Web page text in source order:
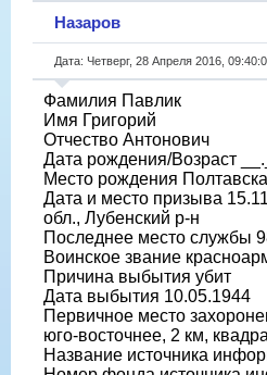
Назаров
Дата: Четверг, 28 Апреля 2016,
Фамилия Павлик
Имя Григорий
Отчество Антонович
Дата рождения/Возраст
Место рождения
Дата и место призыва
обл., Лубенский р-н
Последнее место службы
Воинское звание
Причина выбытия убит
Дата выбытия 10.05.1944
Первичное место
юго-восточнее, 2 км,
Название источника